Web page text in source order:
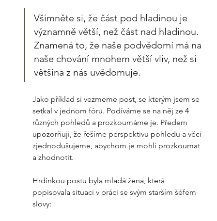
Všimněte si, že část pod hladinou je
významně větší, než část nad hladinou.
Znamená to, že naše podvědomí má na
naše chování mnohem větší vliv, než si
většina z nás uvědomuje.
Jako příklad si vezmeme post, se kterým jsem se
setkal v jednom fóru. Podíváme se na něj ze 4
různých pohledů a prozkoumáme je. Předem
upozorňuji, že řešíme perspektivu pohledu a věci
zjednodušujeme, abychom je mohli prozkoumat
a zhodnotit.
Hrdinkou postu byla mladá žena, která
popisovala situaci v práci se svým starším šéfem
slovy: